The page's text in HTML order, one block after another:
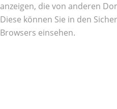
anzeigen, die von anderen
Diese können Sie in den
Browsers einsehen.